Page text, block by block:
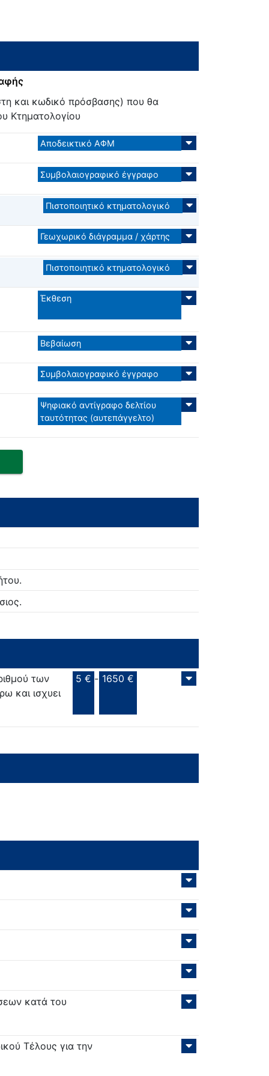
και κωδικό πρόσβασης) που θα
Κτηματολογίου
Αποδεικτικό ΑΦΜ
Συμβολαιογραφικό έγγραφο
Πιστοποιητικό κτηματολογικό
Γεωχωρικό διάγραμμα / χάρτης
Πιστοποιητικό κτηματολογικό
Έκθεση
Βεβαίωση
Συμβολαιογραφικό έγγραφο
Ψηφιακό αντίγραφο δελτίου
ταυτότητας (αυτεπάγγελτο)
των
και ισχυει
5 € - 1650 €
κατά του
Τέλους για την